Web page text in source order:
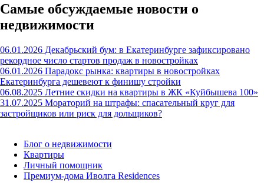
Самые обсуждаемые новости о
недвижимости
06.01.2026 Декабрьский бум: в Екатеринбурге зафиксировано
рекордное число стартов продаж в новостройках
06.01.2026 Парадокс рынка: квартиры в новостройках
Екатеринбурга дешевеют к финишу стройки
06.08.2025 Летние скидки на квартиры в ЖК «Куйбышева 100»
31.07.2025 Мораторий на штрафы: спасательный круг для
застройщиков или риск для дольщиков?
Блог о недвижимости
Квартиры
Личный помощник
Премиум-дома Иволга Residences